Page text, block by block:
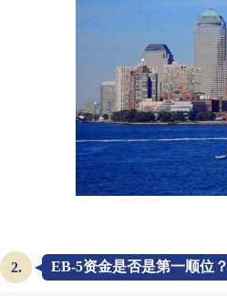
2. EB-5资金是否是第一顺位？